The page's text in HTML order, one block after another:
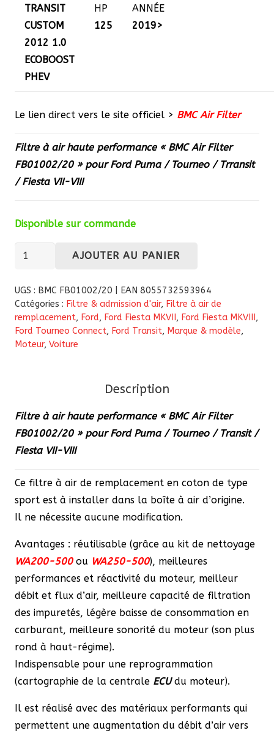
TRANSIT
CUSTOM
2012 1.0
ECOBOOST
PHEV
HP
125
ANNÉE
2019>
Le lien direct vers le site officiel > BMC Air Filter
Filtre à air haute performance « BMC Air Filter
FB01002/20 » pour Ford Puma / Tourneo / Trransit
/ Fiesta VII-VIII
Disponible sur commande
quantité
Filtre
à
air
haute
performance
Ford
Puma
Tourneo
VII-
VIII
AJOUTER AU PANIER
UGS : BMC FB01002/20 | EAN 8055732593964
Catégories : Filtre & admission d'air, Filtre à air de
remplacement, Ford, Ford Fiesta MKVII , Ford Fiesta MKVIII ,
Ford Tourneo Connect, Ford Transit, Marque & modèle,
Moteur, Voiture
Description
Filtre à air haute performance « BMC Air Filter
FB01002/20 » pour Ford Puma / Tourneo / Transit /
Fiesta VII-VIII
Ce filtre à air de remplacement en coton de type
sport est à installer dans la boîte à air d’origine.
Il ne nécessite aucune modification.
Avantages : réutilisable (grâce au kit de nettoyage
WA200-500ou WA250-500), meilleures
performances et réactivité du moteur, meilleur
débit et flux d’air, meilleure capacité de filtration
des impuretés, légère baisse de consommation en
carburant, meilleure sonorité du moteur (son plus
rond à haut-régime).
Indispensable pour une reprogrammation
(cartographie de la centrale ECUdu moteur).
Il est réalisé avec des matériaux performants qui
permettent une augmentation du débit d’air vers